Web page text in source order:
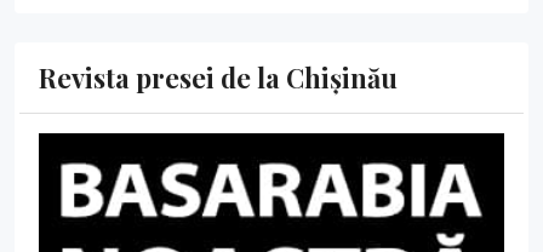
Revista presei de la Chișinău